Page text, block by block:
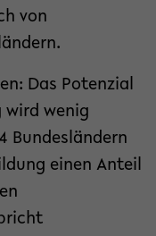
von
Das Potenzial
wenig
Bundesländern
einen Anteil